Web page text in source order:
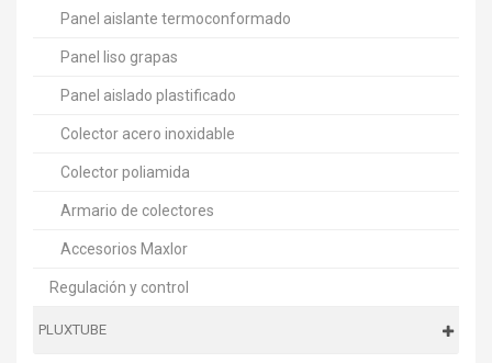
Panel aislante termoconformado
Panel liso grapas
Panel aislado plastificado
Colector acero inoxidable
Colector poliamida
Armario de colectores
Accesorios Maxlor
Regulación y control
PLUXTUBE